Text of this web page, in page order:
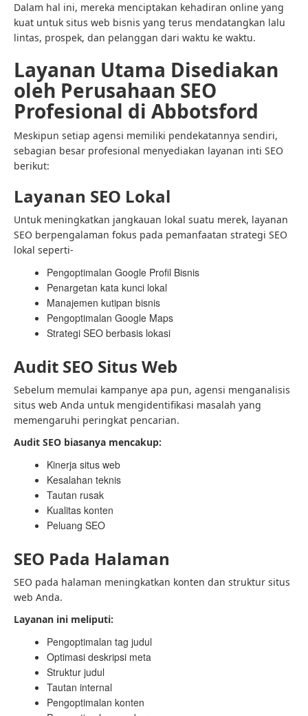
Dalam hal ini, mereka menciptakan kehadiran online yang
kuat untuk situs web bisnis yang terus mendatangkan lalu
lintas, prospek, dan pelanggan dari waktu ke waktu.
Layanan Utama Disediakan
oleh Perusahaan SEO
Profesional di Abbotsford
Meskipun setiap agensi memiliki pendekatannya sendiri,
sebagian besar profesional menyediakan layanan inti SEO
berikut:
Layanan SEO Lokal
Untuk meningkatkan jangkauan lokal suatu merek, layanan
SEO berpengalaman fokus pada pemanfaatan strategi SEO
lokal seperti-
Pengoptimalan Google Profil Bisnis
Penargetan kata kunci lokal
Manajemen kutipan bisnis
Pengoptimalan Google Maps
Strategi SEO berbasis lokasi
Audit SEO Situs Web
Sebelum memulai kampanye apa pun, agensi menganalisis
situs web Anda untuk mengidentifikasi masalah yang
memengaruhi peringkat pencarian.
Audit SEO biasanya mencakup:
Kinerja situs web
Kesalahan teknis
Tautan rusak
Kualitas konten
Peluang SEO
SEO Pada Halaman
SEO pada halaman meningkatkan konten dan struktur situs
web Anda.
Layanan ini meliputi:
Pengoptimalan tag judul
Optimasi deskripsi meta
Struktur judul
Tautan internal
Pengoptimalan konten